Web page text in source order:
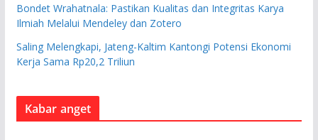
Bondet Wrahatnala: Pastikan Kualitas dan Integritas Karya
Ilmiah Melalui Mendeley dan Zotero
Saling Melengkapi, Jateng-Kaltim Kantongi Potensi Ekonomi
Kerja Sama Rp20,2 Triliun
Kabar anget